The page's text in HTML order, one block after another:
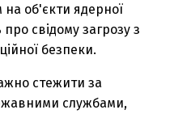
об'єкти ядерної
свідому загрозу з
безпеки.
стежити за
службами,